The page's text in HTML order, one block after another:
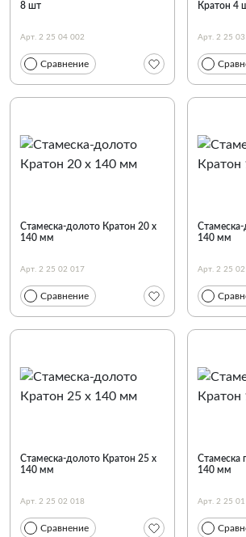
8 шт
Арт. 2 25 04 002
Сравнение
Кратон 4
Арт. 2 25
Стамеска-долото Кратон 20 х
140 мм
Арт. 2 25 02 017
Сравнение
140 мм
Арт. 2 25
Стамеска-долото Кратон 25 х
140 мм
Арт. 2 25 02 018
Сравнение
Стамеска
140 мм
Арт. 2 25